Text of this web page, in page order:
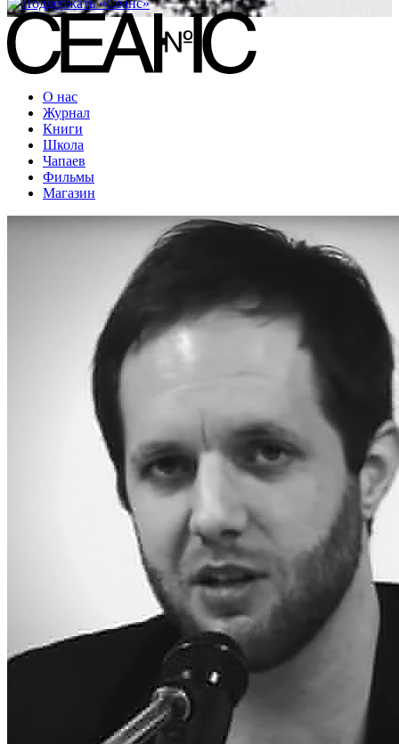
О нас
Журнал
Книги
Школа
Чапаев
Фильмы
Магазин